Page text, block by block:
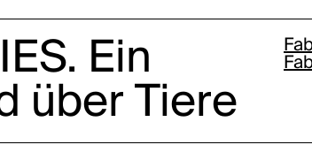
Ein
über Tiere